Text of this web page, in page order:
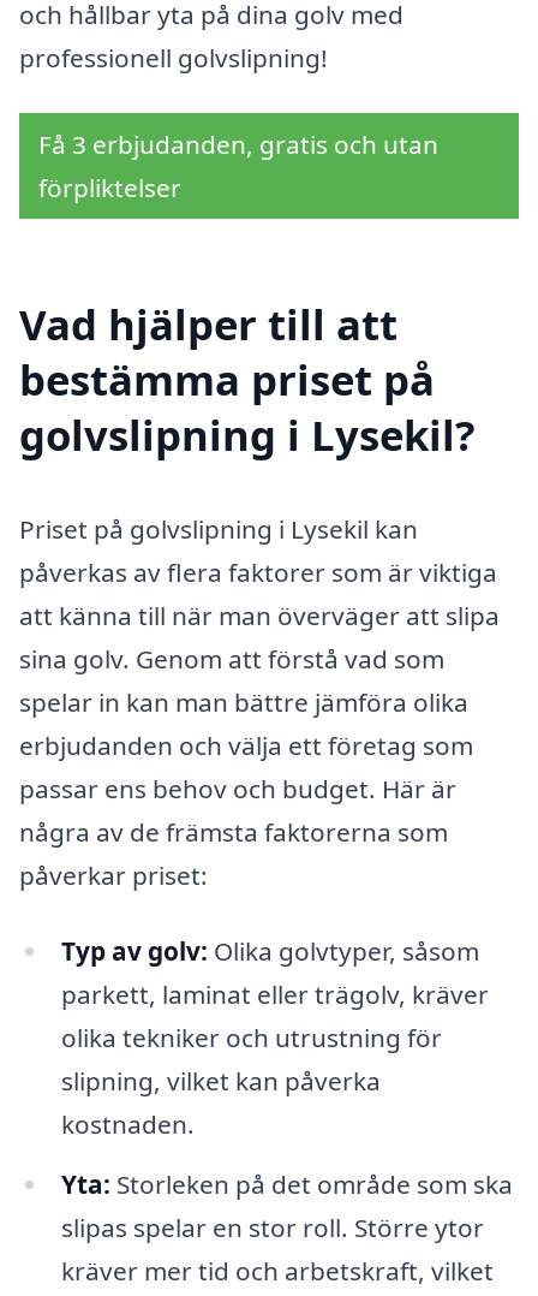
och hållbar yta på dina golv med
professionell golvslipning!
Få 3 erbjudanden, gratis och utan
förpliktelser
Vad hjälper till att
bestämma priset på
golvslipning i Lysekil?
Priset på golvslipning i Lysekil kan
påverkas av flera faktorer som är viktiga
att känna till när man överväger att slipa
sina golv. Genom att förstå vad som
spelar in kan man bättre jämföra olika
erbjudanden och välja ett företag som
passar ens behov och budget. Här är
några av de främsta faktorerna som
påverkar priset:
Typ av golv: Olika golvtyper, såsom
parkett, laminat eller trägolv, kräver
olika tekniker och utrustning för
slipning, vilket kan påverka
kostnaden.
Yta: Storleken på det område som ska
slipas spelar en stor roll. Större ytor
kräver mer tid och arbetskraft, vilket